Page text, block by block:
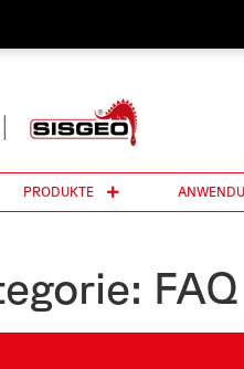
PRODUKTE
FAQ